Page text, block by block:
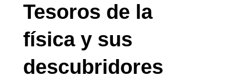
Tesoros de la
física y sus
descubridores